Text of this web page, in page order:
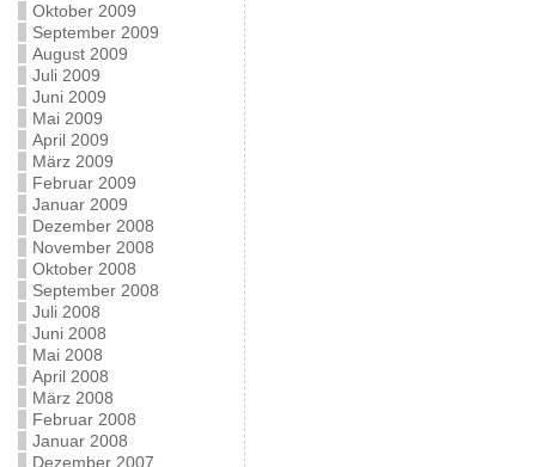
Oktober 2009
September 2009
August 2009
Juli 2009
Juni 2009
Mai 2009
April 2009
März 2009
Februar 2009
Januar 2009
Dezember 2008
November 2008
Oktober 2008
September 2008
Juli 2008
Juni 2008
Mai 2008
April 2008
März 2008
Februar 2008
Januar 2008
Dezember 2007